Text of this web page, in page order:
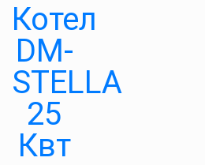
Котел
DM-
STELLA
25
Квт